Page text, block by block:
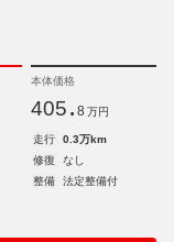
本体価格
405. 8 万円
走行
0.3万km
修復
なし
整備
法定整備付